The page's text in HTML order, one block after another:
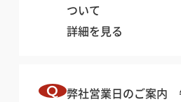
ついて
詳細を見る
弊社営業日のご案内